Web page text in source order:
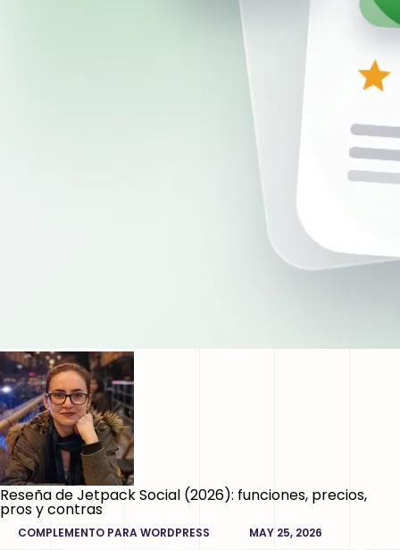
Reseña de Jetpack Social (2026): funciones, precios,
pros y contras
COMPLEMENTO PARA WORDPRESS MAY 25, 2026